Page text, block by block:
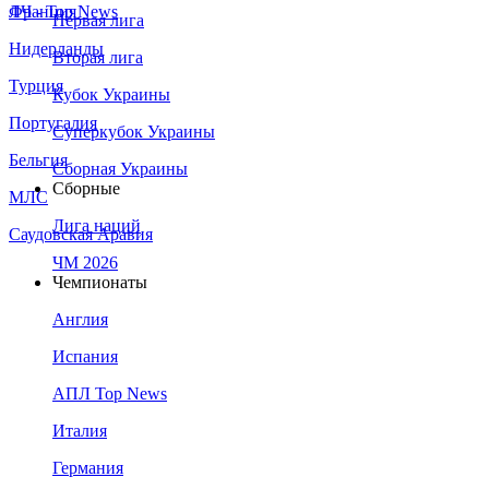
Франция
Нидерланды
Турция
Португалия
Бельгия
МЛС
Саудовская Аравия
ЛЧ - Top News
Первая лига
Вторая лига
Кубок Украины
Суперкубок Украины
Сборная Украины
Сборные
Лига наций
ЧМ 2026
Чемпионаты
Англия
Испания
АПЛ Top News
Италия
Германия